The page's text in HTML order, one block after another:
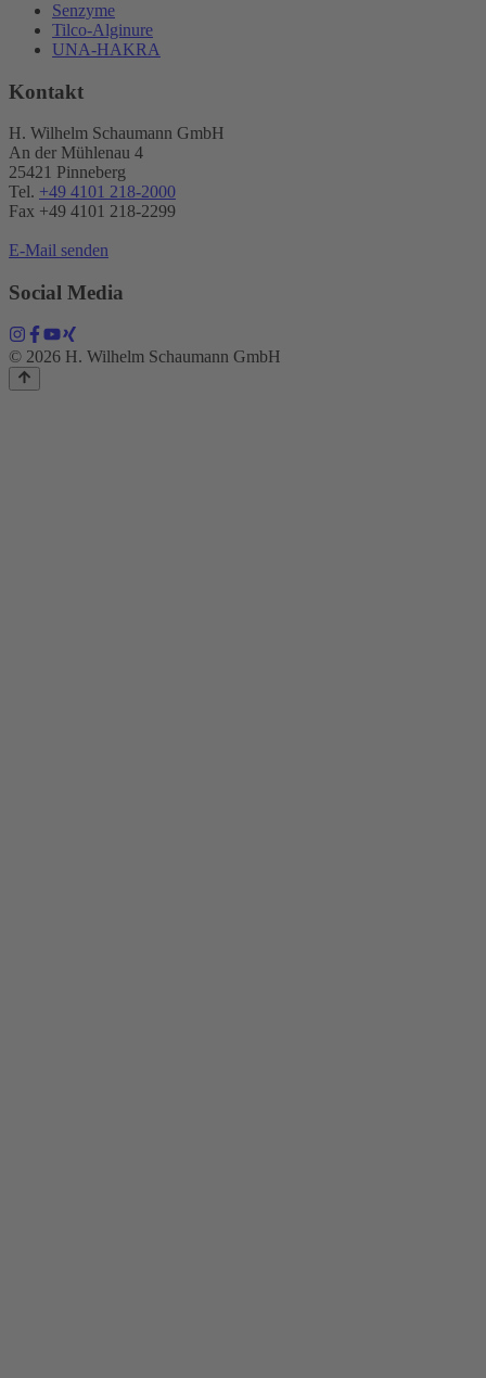
Senzyme
Tilco-Alginure
UNA-HAKRA
Kontakt
H. Wilhelm Schaumann GmbH
An der Mühlenau 4
25421 Pinneberg
Tel. +49 4101 218-2000
Fax +49 4101 218​-2299
E-Mail senden
Social Media
© 2026 H. Wilhelm Schaumann GmbH